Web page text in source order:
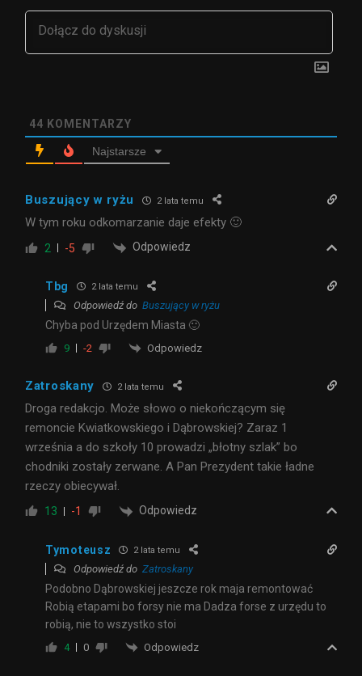
44 KOMENTARZY
Najstarsze
Buszujący w ryżu 2 lata temu
W tym roku odkomarzanie daje efekty 🙂
2 -5 Odpowiedz
Tbg 2 lata temu
Odpowiedź do Buszujący w ryżu
Chyba pod Urzędem Miasta 🙂
9 -2 Odpowiedz
Zatroskany 2 lata temu
Droga redakcjo. Może słowo o niekończącym się
remoncie Kwiatkowskiego i Dąbrowskiej? Zaraz 1
września a do szkoły 10 prowadzi „błotny szlak” bo
chodniki zostały zerwane. A Pan Prezydent takie ładne
rzeczy obiecywał.
13 -1 Odpowiedz
Tymoteusz 2 lata temu
Odpowiedź do Zatroskany
Podobno Dąbrowskiej jeszcze rok maja remontować
Robią etapami bo forsy nie ma Dadza forse z urzędu to
robią, nie to wszystko stoi
4 0 Odpowiedz